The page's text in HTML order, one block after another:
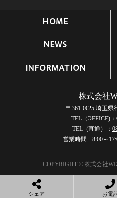
HOME
NEWS
INFORMATION
株式会社
〒361-0025 埼玉県
TEL（OFFICE)：
TEL（直通）：
営業時間 8:00～
COPYRIGHT © 株式会社
シェア お電